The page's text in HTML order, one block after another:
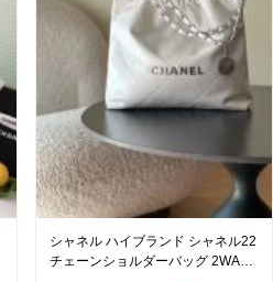
シャネル ハイブランド シャネル22
チェーンショルダーバッグ 2WAY